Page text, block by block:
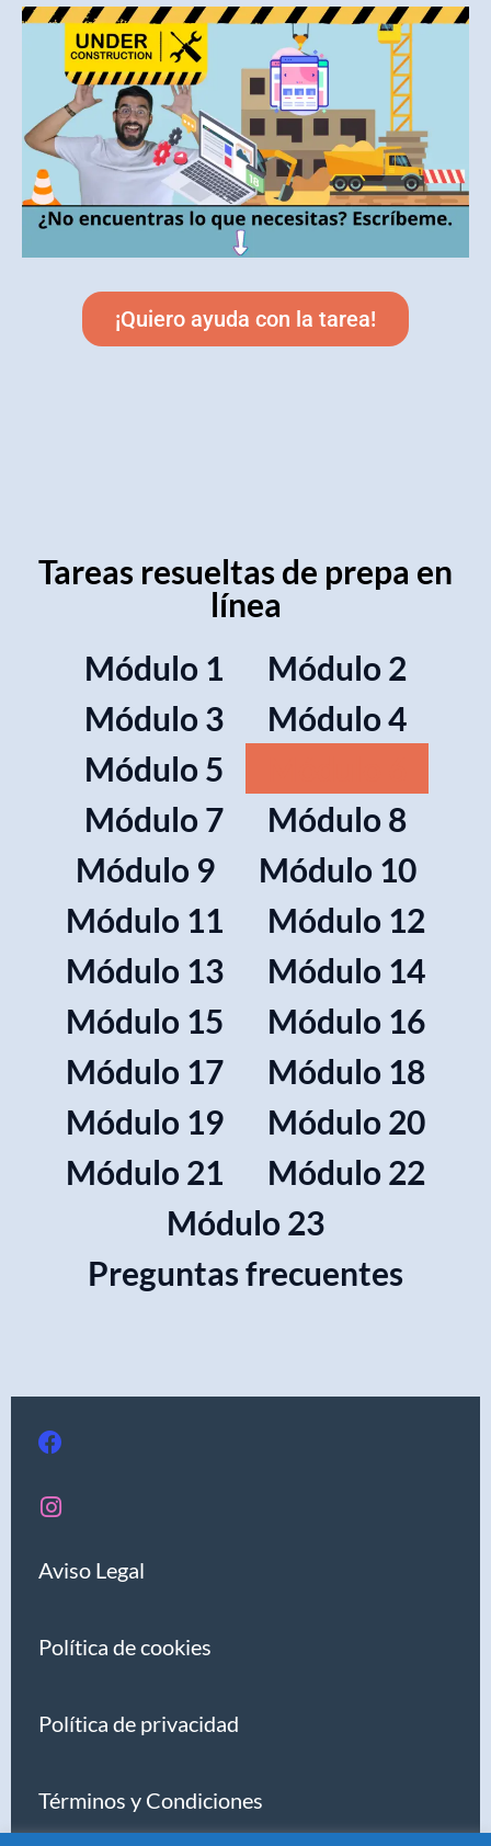
¡Quiero ayuda con la tarea!
Tareas resueltas de prepa en
línea
Módulo 1
Módulo 2
Módulo 3
Módulo 4
Módulo 5
Módulo 7
Módulo 8
Módulo 9
Módulo 10
Módulo 11
Módulo 12
Módulo 13
Módulo 14
Módulo 15
Módulo 16
Módulo 17
Módulo 18
Módulo 19
Módulo 20
Módulo 21
Módulo 22
Módulo 23
Preguntas frecuentes
Aviso Legal
Política de cookies
Política de privacidad
Términos y Condiciones